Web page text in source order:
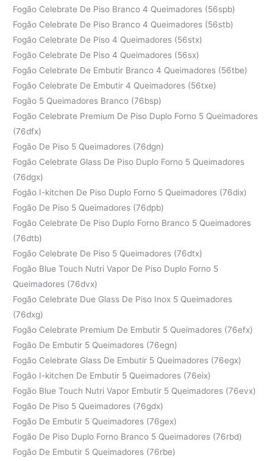
Fogão Celebrate De Piso Branco 4 Queimadores (56spb)
Fogão Celebrate De Piso Branco 4 Queimadores (56stb)
Fogão Celebrate De Piso 4 Queimadores (56stx)
Fogão Celebrate De Piso 4 Queimadores (56sx)
Fogão Celebrate De Embutir Branco 4 Queimadores (56tbe)
Fogão Celebrate De Embutir 4 Queimadores (56txe)
Fogão 5 Queimadores Branco (76bsp)
Fogão Celebrate Premium De Piso Duplo Forno 5 Queimadores
(76dfx)
Fogão De Piso 5 Queimadores (76dgn)
Fogão Celebrate Glass De Piso Duplo Forno 5 Queimadores
(76dgx)
Fogão I-kitchen De Piso Duplo Forno 5 Queimadores (76dix)
Fogão De Piso 5 Queimadores (76dpb)
Fogão Celebrate De Piso Duplo Forno Branco 5 Queimadores
(76dtb)
Fogão Celebrate De Piso 5 Queimadores (76dtx)
Fogão Blue Touch Nutri Vapor De Piso Duplo Forno 5
Queimadores (76dvx)
Fogão Celebrate Due Glass De Piso Inox 5 Queimadores
(76dxg)
Fogão Celebrate Premium De Embutir 5 Queimadores (76efx)
Fogão De Embutir 5 Queimadores (76egn)
Fogão Celebrate Glass De Embutir 5 Queimadores (76egx)
Fogão I-kitchen De Embutir 5 Queimadores (76eix)
Fogão Blue Touch Nutri Vapor Embutir 5 Queimadores (76evx)
Fogão De Piso 5 Queimadores (76gdx)
Fogão De Embutir 5 Queimadores (76gex)
Fogão De Piso Duplo Forno Branco 5 Queimadores (76rbd)
Fogão De Embutir 5 Queimadores (76rbe)